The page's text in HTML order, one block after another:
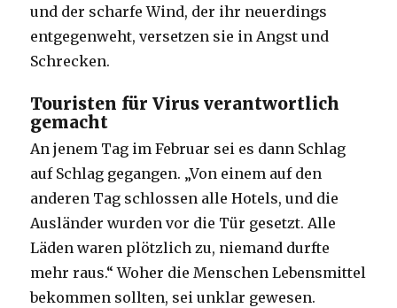
und der scharfe Wind, der ihr neuerdings
entgegenweht, versetzen sie in Angst und
Schrecken.
Touristen für Virus verantwortlich
gemacht
An jenem Tag im Februar sei es dann Schlag
auf Schlag gegangen. „Von einem auf den
anderen Tag schlossen alle Hotels, und die
Ausländer wurden vor die Tür gesetzt. Alle
Läden waren plötzlich zu, niemand durfte
mehr raus.“ Woher die Menschen Lebensmittel
bekommen sollten, sei unklar gewesen.